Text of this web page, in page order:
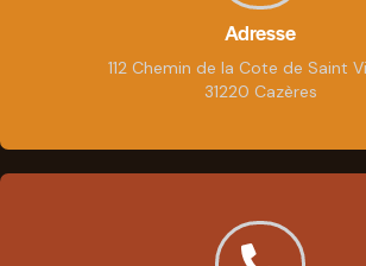
Adresse
112 Chemin de la Cote de Saint
31220 Cazères